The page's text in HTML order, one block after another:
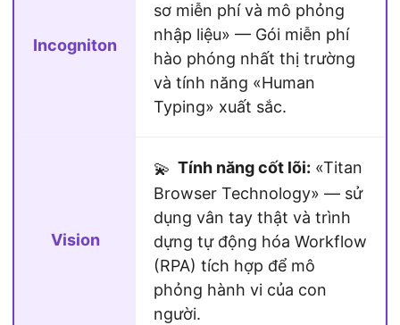
Incogniton
sơ miễn phí và mô phỏng
nhập liệu» — Gói miễn phí
hào phóng nhất thị trường
và tính năng «Human
Typing» xuất sắc.
Vision
💫 Tính năng cốt lõi: «Titan
Browser Technology» — sử
dụng vân tay thật và trình
dựng tự động hóa Workflow
(RPA) tích hợp để mô
phỏng hành vi của con
người.